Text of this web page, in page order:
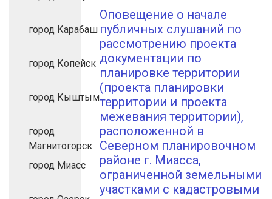
город Карабаш
город Копейск
город Кыштым
город
Магнитогорск
город Миасс
Оповещение о начале
публичных слушаний по
рассмотрению проекта
документации по
планировке территории
(проекта планировки
территории и проекта
межевания территории),
расположенной в
Северном планировочном
районе г. Миасса,
ограниченной земельными
участками с кадастровыми